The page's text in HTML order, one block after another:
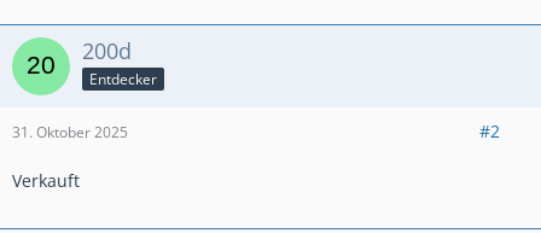
200d
Entdecker
31. Oktober 2025 #2
Verkauft